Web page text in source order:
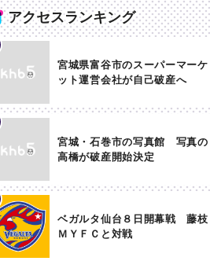
アクセスランキング
宮城県富谷市のスーパーマーケ
ット運営会社が自己破産へ
宮城・石巻市の写真館 写真の
高橋が破産開始決定
ベガルタ仙台８日開幕戦 藤枝
ＭＹＦＣと対戦